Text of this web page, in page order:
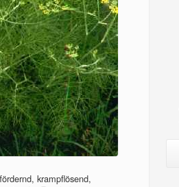
krampflösend,